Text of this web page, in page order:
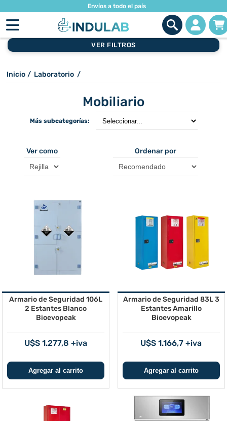
Envíos a todo el país
VER FILTROS
Inicio / Laboratorio /
Mobiliario
Más subcategorías:
Ver como Ordenar por
Armario de Seguridad 106L
2 Estantes Blanco
Bioevopeak
U$S 1.277,8 +iva
Armario de Seguridad 83L 3
Estantes Amarillo
Bioevopeak
U$S 1.166,7 +iva